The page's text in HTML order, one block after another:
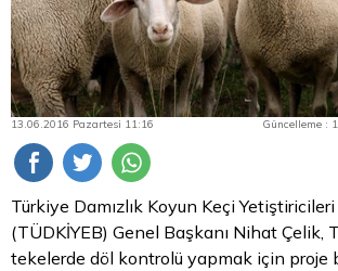
13.06.2016 Pazartesi 11:16 Güncelleme :
Türkiye Damızlık Koyun Keçi
(TÜDKİYEB) Genel Başkanı Nihat Çelik,
tekelerde döl kontrolü yapmak için proje